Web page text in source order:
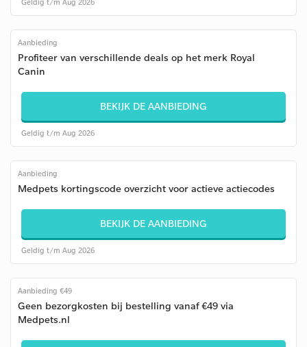
Geldig t/m Aug 2026
Aanbieding
Profiteer van verschillende deals op het merk Royal
Canin
BEKIJK DE AANBIEDING
Geldig t/m Aug 2026
Aanbieding
Medpets kortingscode overzicht voor actieve actiecodes
BEKIJK DE AANBIEDING
Geldig t/m Aug 2026
Aanbieding €49
Geen bezorgkosten bij bestelling vanaf €49 via
Medpets.nl